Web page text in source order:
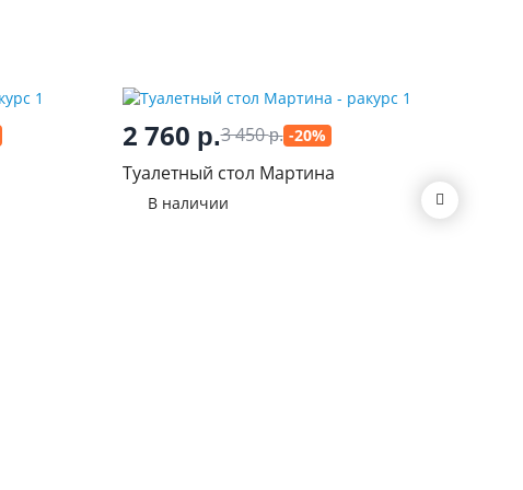
2 760 р.3 450р. -20%
Туалетный стол Мартина
В наличии